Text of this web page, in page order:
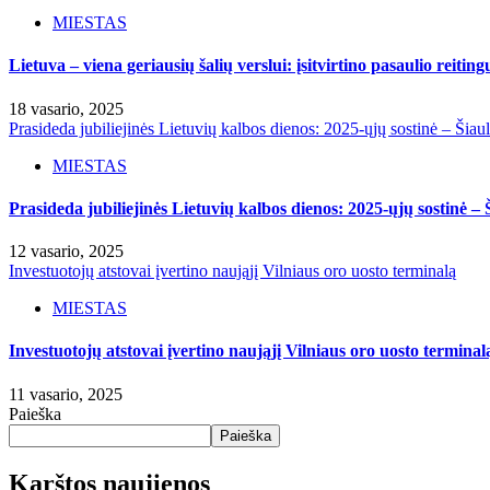
MIESTAS
Lietuva – viena geriausių šalių verslui: įsitvirtino pasaulio
18 vasario, 2025
Prasideda jubiliejinės Lietuvių kalbos dienos: 2025-ųjų sostinė –
MIESTAS
Prasideda jubiliejinės Lietuvių kalbos dienos: 2025-ųjų sostinė –
12 vasario, 2025
Investuotojų atstovai įvertino naująjį Vilniaus oro uosto terminalą
MIESTAS
Investuotojų atstovai įvertino naująjį Vilniaus oro uosto
11 vasario, 2025
Paieška
Paieška
Karštos naujienos